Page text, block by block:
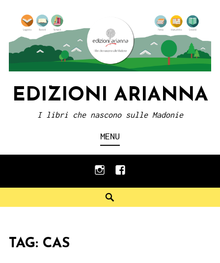
content
EDIZIONI ARIANNA
I libri che nascono sulle Madonie
MENU
instagramfacebook
TAG: CAS